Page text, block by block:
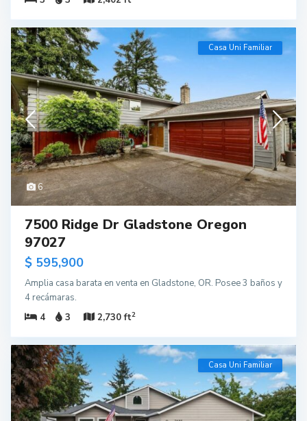
6
Casa Uni Familiar
7500 Ridge Dr Gladstone Oregon
97027
$ 595,900
Amplia casa barata en venta en Gladstone, OR. Posee 3 baños y
4 recámaras.
4
3 2,730 ft2
Casa Uni Familiar